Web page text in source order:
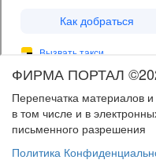
ФИРМА ПОРТАЛ
Перепечатка материалов
в том числе и в
письменного разрешения
Политика